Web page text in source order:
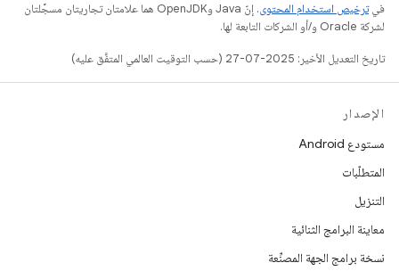
فيترخيص استخدام المحتوى
. إنّ Java وOpenJDK هما علامتان تجاريتان مسجَّلتان
لشركة Oracle و/أو الشركات التابعة لها.
تاريخ التعديل الأخير: 2025-07-27 (حسب التوقيت العالمي المتفَّق عليه)
الإصدار
مستودع Android
المتطلّبات
التنزيل
معاينة البرامج الثنائية
نسخة برامج الجهة المصنِّعة